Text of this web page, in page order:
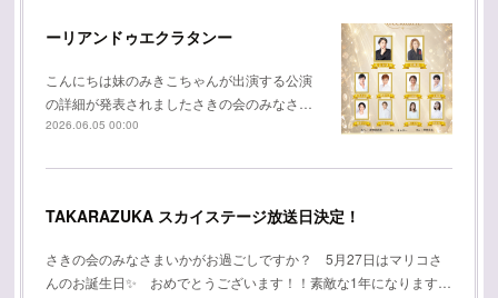
ーリアンドゥエクラタンー
こんにちは妹のみきこちゃんが出演する公演
の詳細が発表されましたさきの会のみなさ…
2026.06.05 00:00
TAKARAZUKA スカイステージ放送日決定！
さきの会のみなさまいかがお過ごしですか？ 5月27日はマリコさ
んのお誕生日✨ おめでとうございます！！素敵な1年になります…